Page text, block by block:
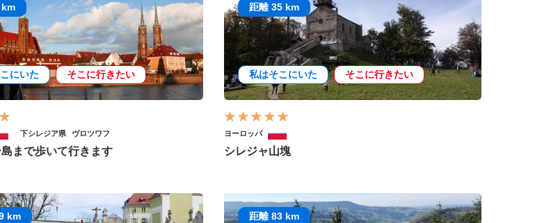
km
にいた そこに行きたい
下シレジア県 ヴロツワフ
まで歩いて行きます
距離 35 km
私はそこにいた そこに行きたい
ヨーロッパ
シレジャ山塊
km 距離 83 km